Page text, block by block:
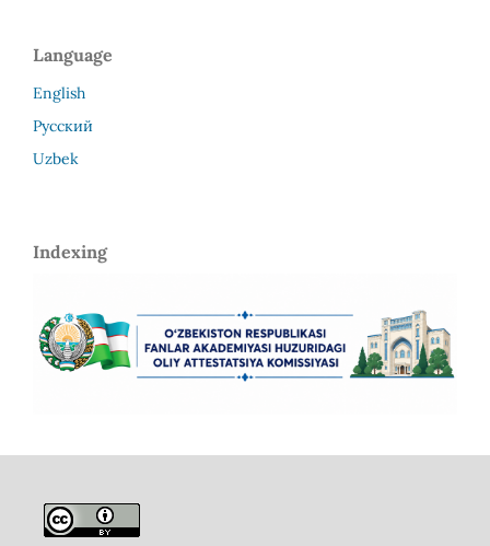
Language
English
Русский
Uzbek
Indexing